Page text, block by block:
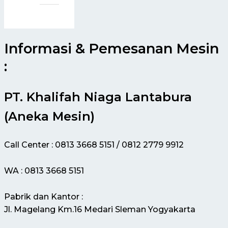
Informasi & Pemesanan Mesin
:
PT. Khalifah Niaga Lantabura
(Aneka Mesin)
Call Center : 0813 3668 5151 / 0812 2779 9912
WA : 0813 3668 5151
Pabrik dan Kantor :
Jl. Magelang Km.16 Medari Sleman Yogyakarta